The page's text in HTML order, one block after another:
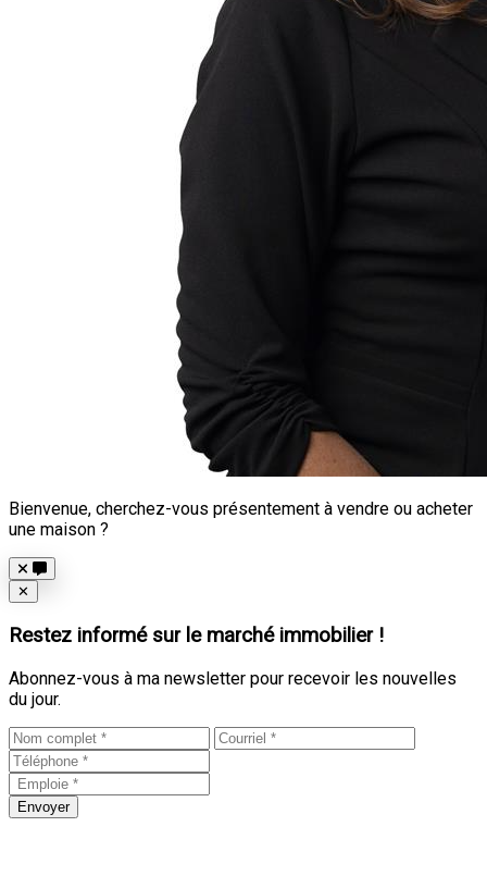
Bienvenue, cherchez-vous présentement à vendre ou acheter
une maison ?
Close
✕
Restez informé sur le marché immobilier !
Abonnez-vous à ma newsletter pour recevoir les nouvelles
du jour.
Envoyer